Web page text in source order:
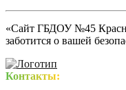
«Сайт ГБДОУ №45
заботится о вашей
Контакты: